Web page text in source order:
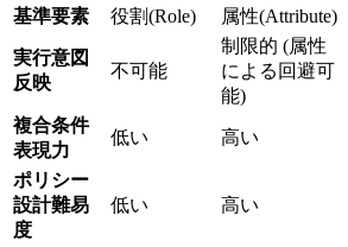
基準要素
役割(Role) 属性(Attribute)
実行意図
反映
不可能
制限的 (属性
による回避可
能)
複合条件
表現力
低い 高い
ポリシー
設計難易
度
低い 高い